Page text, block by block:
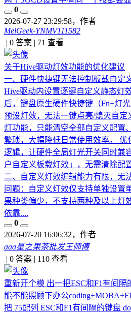
0
2026-07-27 23:29:58，作者
MelGeek-YNMV111582
0 答案 71 查看
关于Hive驱动灯效功能的优化建议
一、硬件快捷键无法控制板载自定
Hive驱动内设置逐键自定义静态灯
后，键盘原生硬件快捷键（Fn+灯
预设灯效，无法一键点亮/熄灭自定
灯功能，只能清空全部自定义配置
繁琐，大幅降低日常使用效率。 优
逻辑，让硬件全局灯光开关同时兼
户自定义板载灯效」，无需清除配
二、自定义灯效编辑能力有限，无
问题：自定义灯效仅支持单独设置
果种类偏少，不支持两种及以上灯
依靠....
0
2026-07-20 16:06:32，作者
aaa星之果茶批发王师傅
0 答案 110 查看
重新开个模 出一把ESC和F1有间隔
能不能照顾下办公
把 75配列 ESC和F1有间隔的键盘